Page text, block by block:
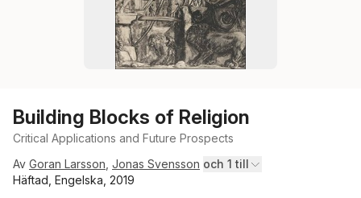
Building Blocks of Religion
Critical Applications and Future Prospects
Av Goran Larsson Jonas Svensson och 1 till
Häftad, Engelska, 2019